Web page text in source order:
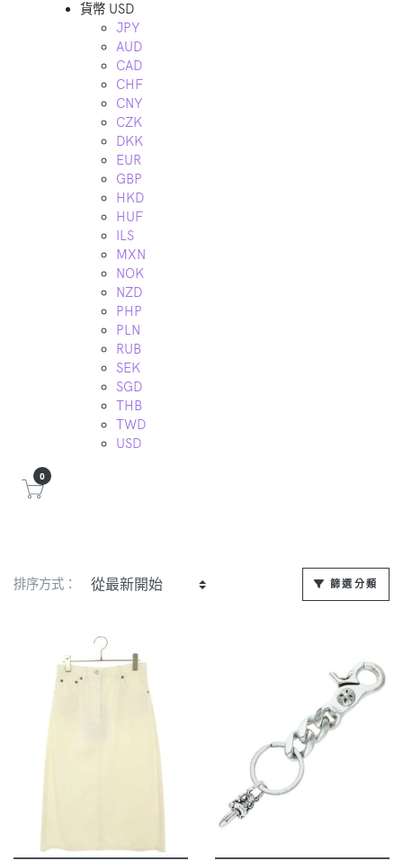
貨幣 USD
JPY
AUD
CAD
CHF
CNY
CZK
DKK
EUR
GBP
HKD
HUF
ILS
MXN
NOK
NZD
PHP
PLN
RUB
SEK
SGD
THB
TWD
USD
0
排序方式： 篩選分類